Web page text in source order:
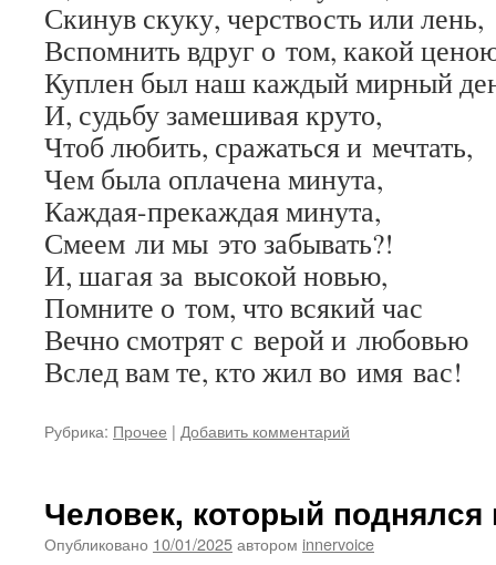
Скинув скуку, черствость или лень,
Вспомнить вдруг о том, какой
Куплен был наш каждый мирный
И, судьбу замешивая круто,
Чтоб любить, сражаться и мечтать,
Чем была оплачена минута,
Каждая-прекаждая минута,
Смеем ли мы это забывать?!
И, шагая за высокой новью,
Помните о том, что всякий час
Вечно смотрят с верой и любовью
Вслед вам те, кто жил во имя вас!
Рубрика: Прочее | Добавить комментарий
Человек, который
Опубликовано 10/01/2025автором innervoice